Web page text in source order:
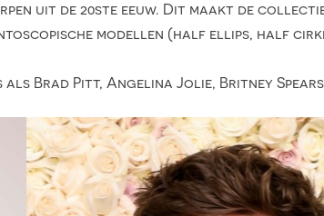
uit de 20ste eeuw. Dit maakt de
modellen (half ellips, half
Brad Pitt, Angelina Jolie, Britney Spears,